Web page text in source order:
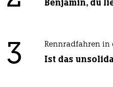
Benjamin, du
3 Rennradfahren in
Ist das